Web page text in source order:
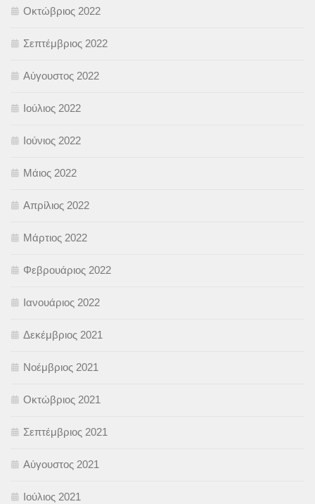
Οκτώβριος 2022
Σεπτέμβριος 2022
Αύγουστος 2022
Ιούλιος 2022
Ιούνιος 2022
Μάιος 2022
Απρίλιος 2022
Μάρτιος 2022
Φεβρουάριος 2022
Ιανουάριος 2022
Δεκέμβριος 2021
Νοέμβριος 2021
Οκτώβριος 2021
Σεπτέμβριος 2021
Αύγουστος 2021
Ιούλιος 2021